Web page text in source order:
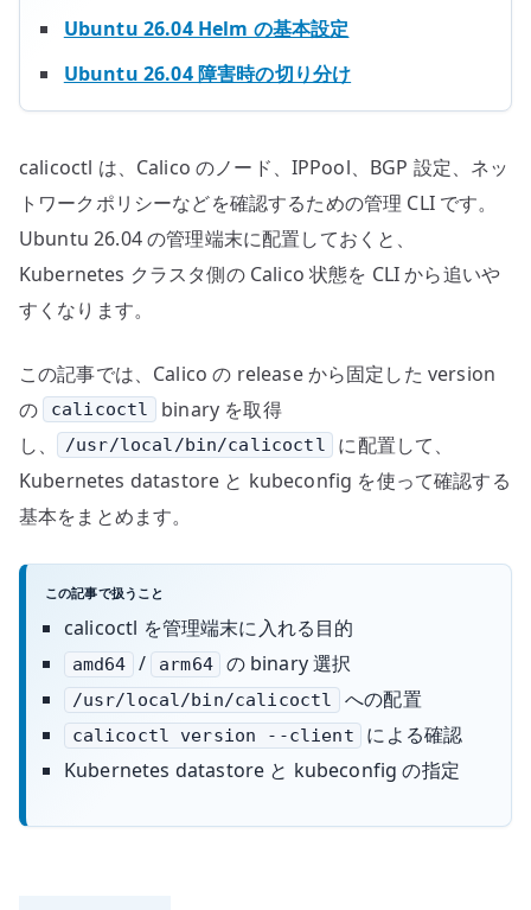
Ubuntu 26.04 Helm の基本設定
Ubuntu 26.04 障害時の切り分け
calicoctl は、Calico のノード、IPPool、BGP 設定、ネッ
トワークポリシーなどを確認するための管理 CLI です。
Ubuntu 26.04 の管理端末に配置しておくと、
Kubernetes クラスタ側の Calico 状態を CLI から追いや
すくなります。
この記事では、Calico の release から固定した version
の
calicoctl
binary を取得
し、
/usr/local/bin/calicoctl
に配置して、
Kubernetes datastore と kubeconfig を使って確認する
基本をまとめます。
この記事で扱うこと
calicoctl を管理端末に入れる目的
amd64 / arm64 の binary 選択
/usr/local/bin/calicoctl への配置
calicoctl version --client
による確認
Kubernetes datastore と kubeconfig の指定